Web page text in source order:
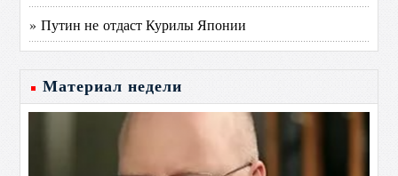
» Путин не отдаст Курилы Японии
Материал недели